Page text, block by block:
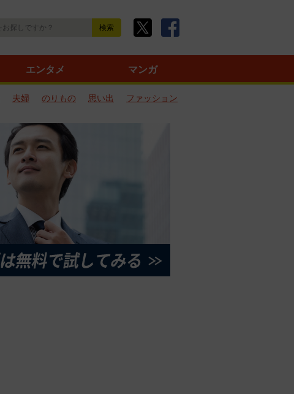
エンタメ マンガ
夫婦 のりもの 思い出
ファッション